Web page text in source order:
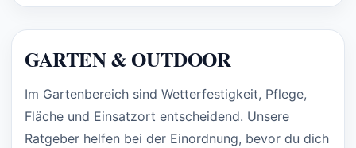
GARTEN & OUTDOOR
Im Gartenbereich sind Wetterfestigkeit, Pflege,
Fläche und Einsatzort entscheidend. Unsere
Ratgeber helfen bei der Einordnung, bevor du dich